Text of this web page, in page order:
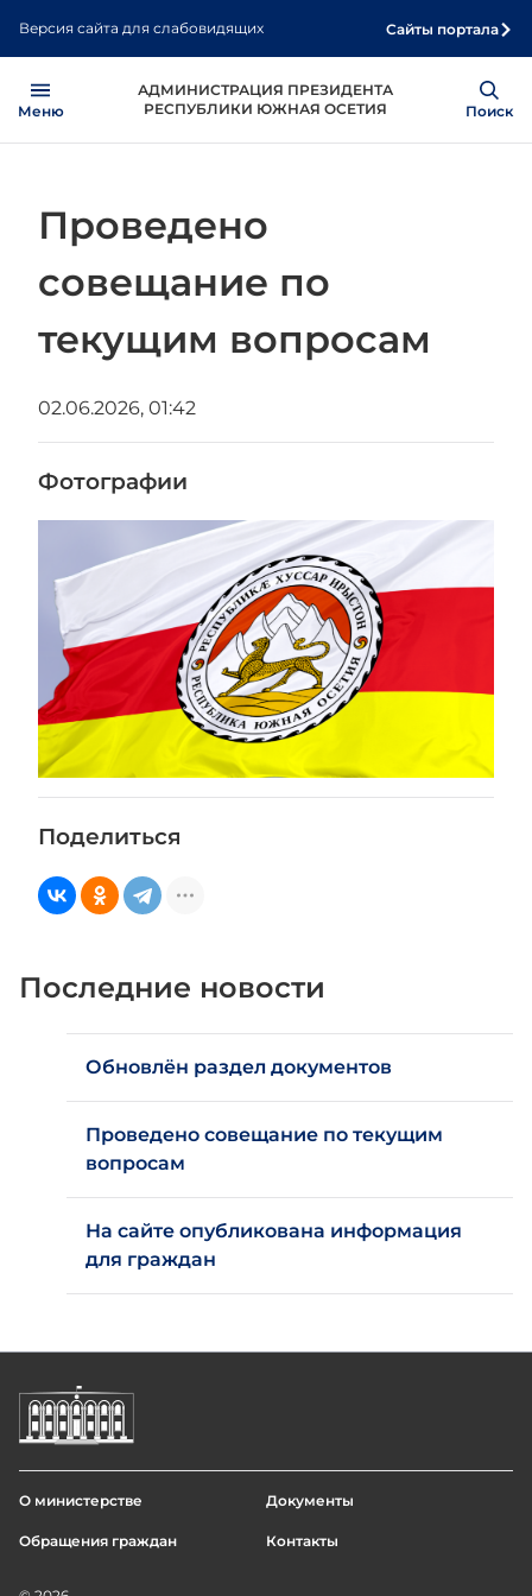
содержанию
Версия сайта для слабовидящих Сайты портала
АДМИНИСТРАЦИЯ ПРЕЗИДЕНТА
РЕСПУБЛИКИ ЮЖНАЯ ОСЕТИЯ
Меню
Show
Поиск
Проведено
совещание по
текущим вопросам
02.06.2026, 01:42
Фотографии
Поделиться
Последние новости
Обновлён раздел документов
Проведено совещание по текущим
вопросам
На сайте опубликована информация
для граждан
menu
О министерстве Документы
Обращения граждан Контакты